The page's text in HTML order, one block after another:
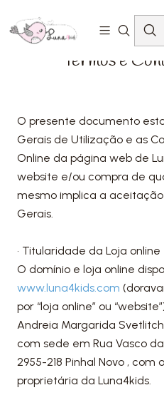
Termos e
Termos e
O presente documento
Gerais de Utilização e as
Online da página web de
website e/ou compra de
mesmo implica a
Gerais.
• Titularidade da Loja online
O domínio e loja online
www.luna4kids.com
por “loja online” ou
Andreia Margarida
com sede em Rua Vasco
2955-218 Pinhal Novo , com
proprietária da Luna4kids.